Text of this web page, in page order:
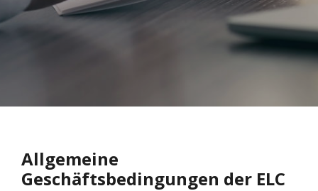
Allgemeine
Geschäftsbedingungen der ELC